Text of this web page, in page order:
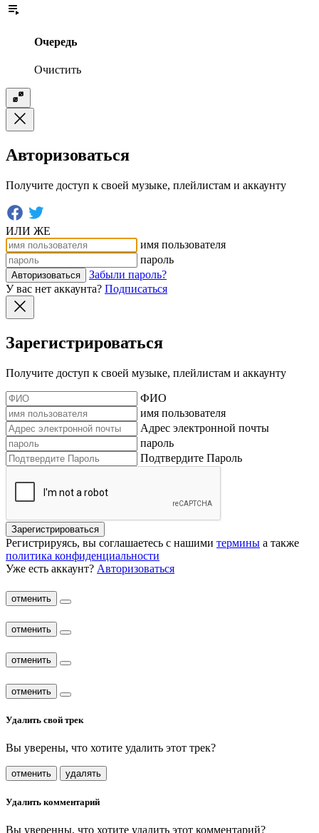
Очередь
Очистить
Авторизоваться
Получите доступ к своей музыке, плейлистам и аккаунту
ИЛИ ЖЕ
имя пользователя
пароль
Авторизоваться
Забыли пароль?
У вас нет аккаунта? Подписаться
Зарегистрироваться
Получите доступ к своей музыке, плейлистам и аккаунту
ФИО
имя пользователя
Адрес электронной почты
пароль
Подтвердите Пароль
Зарегистрироваться
Регистрируясь, вы соглашаетесь с нашими термины а также
политика конфиденциальности
Уже есть аккаунт? Авторизоваться
отменить
отменить
отменить
отменить
Удалить свой трек
Вы уверены, что хотите удалить этот трек?
отменить удалять
Удалить комментарий
Вы уверенны, что хотите удалить этот комментарий?